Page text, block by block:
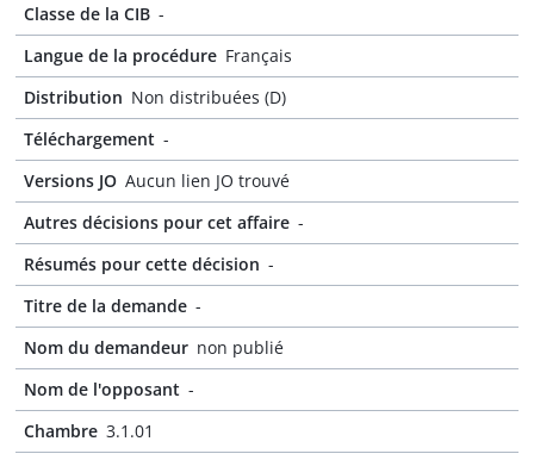
Classe de la CIB -
Langue de la procédure Français
Distribution Non distribuées (D)
Téléchargement -
Versions JO Aucun lien JO trouvé
Autres décisions pour cet affaire -
Résumés pour cette décision -
Titre de la demande -
Nom du demandeur non publié
Nom de l'opposant -
Chambre 3.1.01